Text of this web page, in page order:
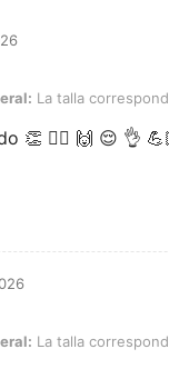
La talla corresponde,
La talla
👏 👍🏻 🙌 😌 👌
La talla corresponde,
La talla